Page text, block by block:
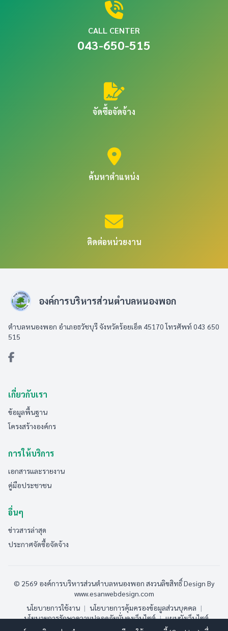
CALL CENTER
043-650-515
จัดซื้อจัดจ้าง
ค้นหาตำแหน่ง
ติดต่อหน่วยงาน
องค์การบริหารส่วนตำบลหนองพอก
ตำบลหนองพอก อำเภอธวัชบุรี จังหวัดร้อยเอ็ด 45170 โทรศัพท์ 043 650
515
เกี่ยวกับเรา
ข้อมูลพื้นฐาน
โครงสร้างองค์กร
การให้บริการ
เอกสารและรายงาน
คู่มือประชาชน
อื่นๆ
ข่าวสารล่าสุด
ประกาศจัดซื้อจัดจ้าง
© 2569 องค์การบริหารส่วนตำบลหนองพอก สงวนลิขสิทธิ์Design By
www.esanwebdesign.com
นโยบายการใช้งาน | นโยบายการคุ้มครองข้อมูลส่วนบุคคล |
นโยบายการรักษาความปลอดภัยมั่นคงเว็บไซต์ | แผนผังเว็บไซต์